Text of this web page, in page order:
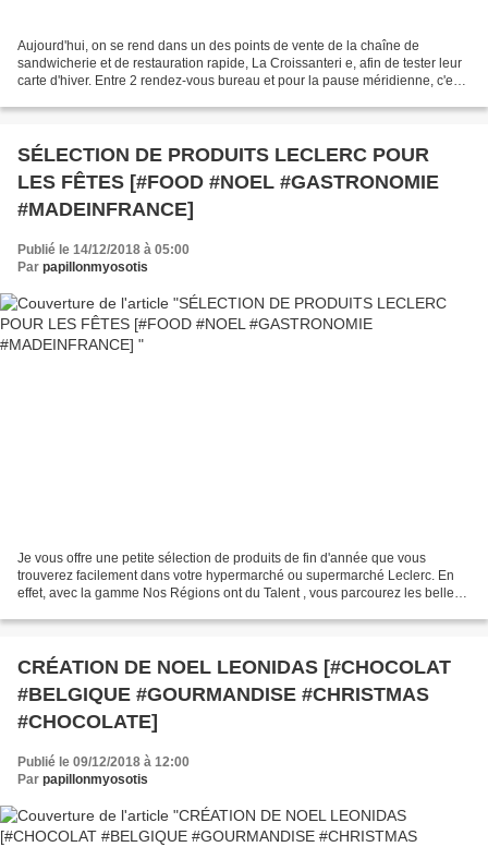
Aujourd'hui, on se rend dans un des points de vente de la chaîne de
sandwicherie et de restauration rapide, La Croissanteri e, afin de tester leur
carte d'hiver. Entre 2 rendez-vous bureau et pour la pause méridienne, c'est
SÉLECTION DE PRODUITS LECLERC POUR
LES FÊTES [#FOOD #NOEL #GASTRONOMIE
#MADEINFRANCE]
Publié le 14/12/2018 à 05:00
Par papillonmyosotis
Je vous offre une petite sélection de produits de fin d'année que vous
trouverez facilement dans votre hypermarché ou supermarché Leclerc. En
effet, avec la gamme Nos Régions ont du Talent , vous parcourez les belles
CRÉATION DE NOEL LEONIDAS [#CHOCOLAT
#BELGIQUE #GOURMANDISE #CHRISTMAS
#CHOCOLATE]
Publié le 09/12/2018 à 12:00
Par papillonmyosotis